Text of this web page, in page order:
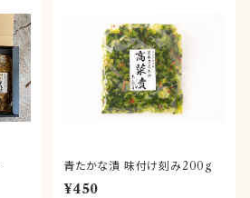
青たかな漬 味付け刻み200g
¥450